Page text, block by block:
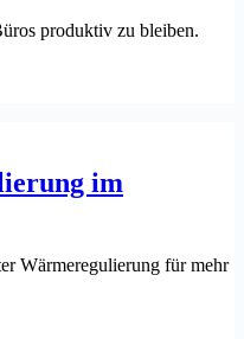
produktiv zu bleiben.
im
Wärmeregulierung für mehr